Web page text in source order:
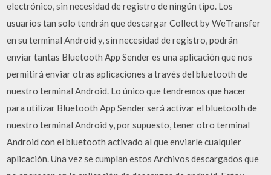
electrónico, sin necesidad de registro de ningún tipo. Los
usuarios tan solo tendrán que descargar Collect by WeTransfer
en su terminal Android y, sin necesidad de registro, podrán
enviar tantas Bluetooth App Sender es una aplicación que nos
permitirá enviar otras aplicaciones a través del bluetooth de
nuestro terminal Android. Lo único que tendremos que hacer
para utilizar Bluetooth App Sender será activar el bluetooth de
nuestro terminal Android y, por supuesto, tener otro terminal
Android con el bluetooth activado al que enviarle cualquier
aplicación. Una vez se cumplan estos Archivos descargados que